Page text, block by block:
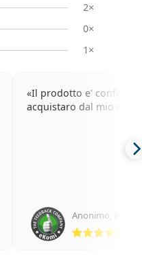
2×
0×
1×
Il prodotto e'
acquistaro dal mio
Anonimo